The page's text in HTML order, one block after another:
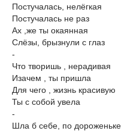
Постучалась, нелёгкая
Постучалась не раз
Ах ,же ты окаянная
Слёзы, брызнули с глаз
-
Что творишь , нерадивая
Изачем , ты пришла
Для чего , жизнь красивую
Ты с собой увела
-
Шла б себе, по дороженьке